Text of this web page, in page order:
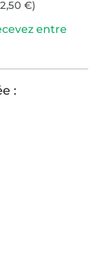
€)
entre
: